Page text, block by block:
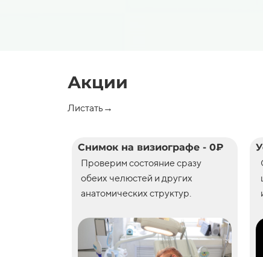
Акции
Листать→
Снимок на визиографе - 0₽
Проверим состояние сразу
обеих челюстей и других
анатомических структур.